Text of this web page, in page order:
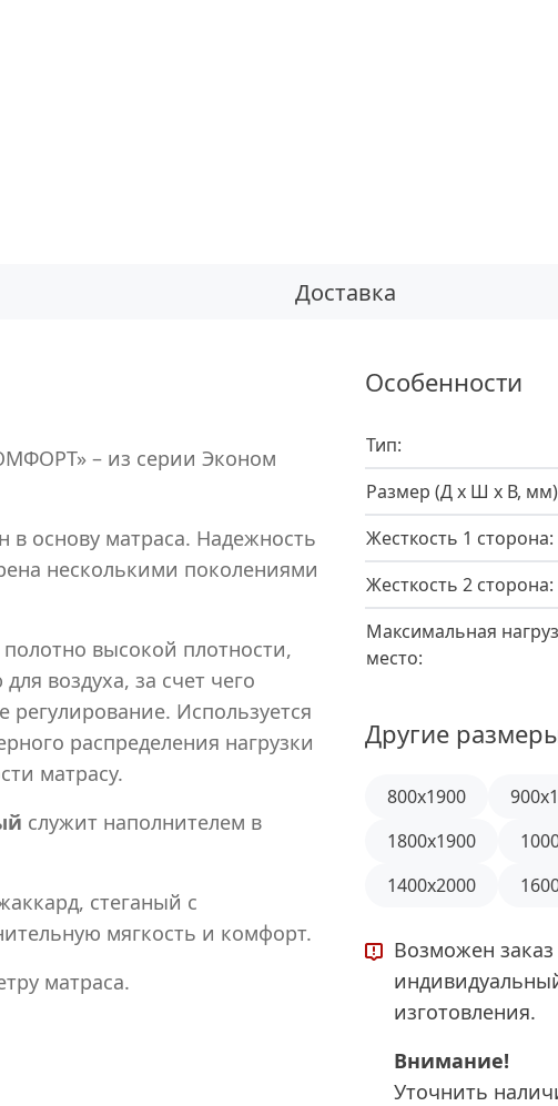
Доставка
– из серии Эконом
в основу матраса. Надежность
несколькими поколениями
высокой плотности,
воздуха, за счет чего
регулирование. Используется
распределения нагрузки
матрасу.
служит наполнителем в
стеганый с
мягкость и комфорт.
матраса.
Особенности
Тип:
Размер (Д х Ш х В,
Жесткость 1 сторона:
Жесткость 2 сторона:
Максимальная
место:
Другие
800x1900
1800x1900
1400x2000
Возможен
изготовления.
Внимание!
Уточнить